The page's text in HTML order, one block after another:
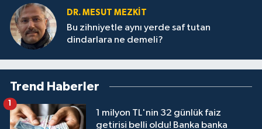
DR. MESUT MEZKIT
Bu zihniyetle aynı yerde saf tutan
dindarlara ne demeli?
Trend Haberler
1 milyon TL'nin 32 günlük faiz
getirisi belli oldu! Banka banka
1